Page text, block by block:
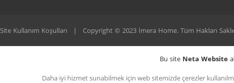
Site Kullanım Koşulları | Copyright © 2023 İmera Home. Tüm Hakları
Bu site Neta Website
Daha iyi hizmet sunabilmek için web sitemizde çerezler